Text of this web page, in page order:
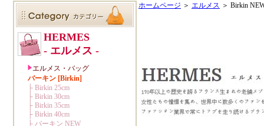
ホームページ ＞ エルメス ＞ Birkin